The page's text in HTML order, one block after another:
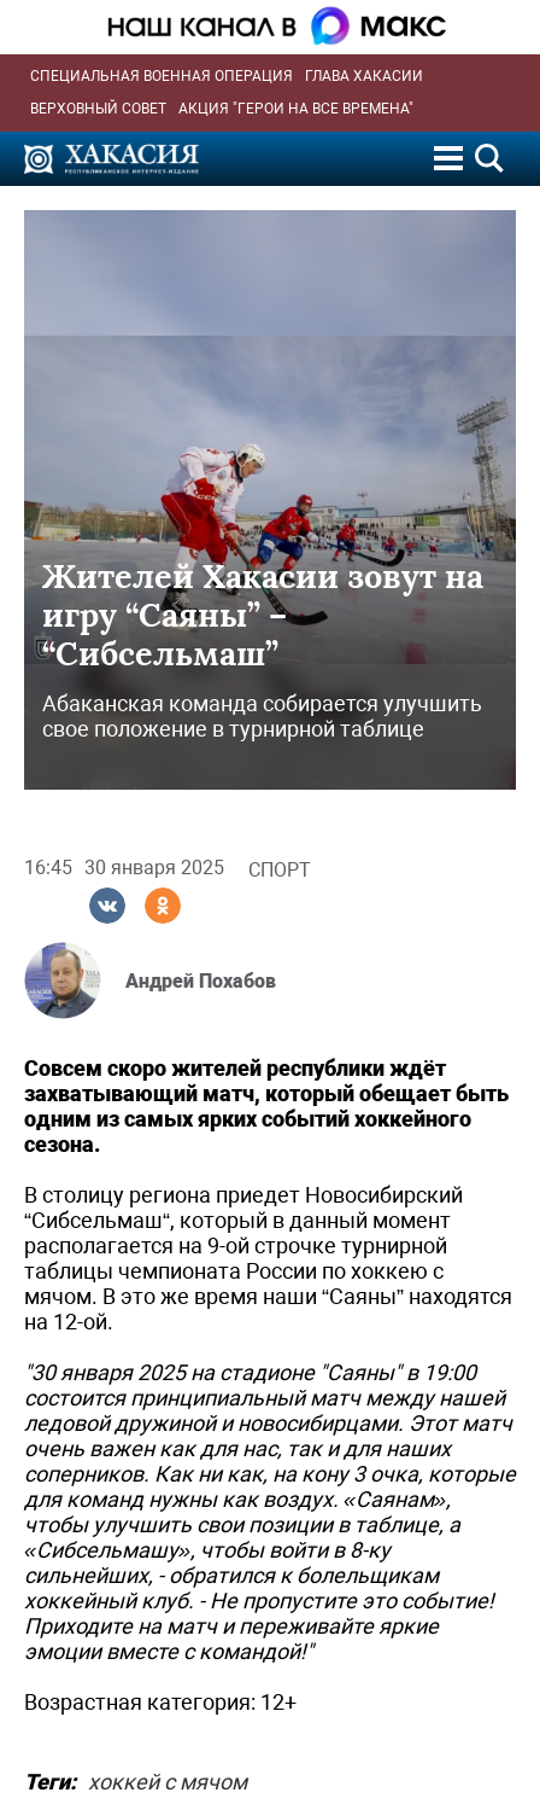
СПЕЦИАЛЬНАЯ ВОЕННАЯ ОПЕРАЦИЯ
ГЛАВА ХАКАСИИ
ВЕРХОВНЫЙ СОВЕТ
АКЦИЯ "ГЕРОИ НА ВСЕ ВРЕМЕНА"
Жителей Хакасии зовут на
игру “Саяны” –
“Сибсельмаш”
Абаканская команда собирается улучшить
свое положение в турнирной таблице
16:45 30 января 2025 СПОРТ
Андрей Похабов
Совсем скоро жителей республики ждёт
захватывающий матч, который обещает быть
одним из самых ярких событий хоккейного
сезона.
В столицу региона приедет Новосибирский
“Сибсельмаш“, который в данный момент
располагается на 9-ой строчке турнирной
таблицы чемпионата России по хоккею с
мячом. В это же время наши “Саяны” находятся
на 12-ой.
"30 января 2025 на стадионе "Саяны" в 19:00
состоится принципиальный матч между нашей
ледовой дружиной и новосибирцами. Этот матч
очень важен как для нас, так и для наших
соперников. Как ни как, на кону 3 очка, которые
для команд нужны как воздух. «Саянам»,
чтобы улучшить свои позиции в таблице, а
«Сибсельмашу», чтобы войти в 8-ку
сильнейших, - обратился к болельщикам
хоккейный клуб. - Не пропустите это событие!
Приходите на матч и переживайте яркие
эмоции вместе с командой!"
Возрастная категория: 12+
Теги: хоккей с мячом